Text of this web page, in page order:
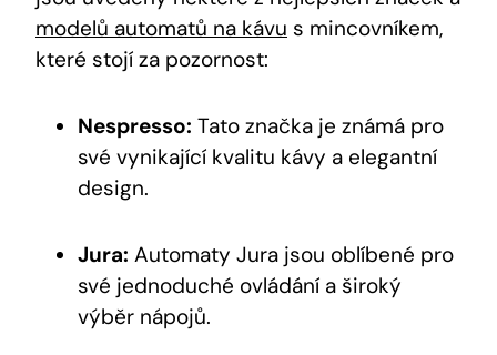
modelů automatů na kávu s mincovníkem,
které stojí za pozornost:
Nespresso: Tato značka je známá pro
své vynikající kvalitu kávy a elegantní
design.
Jura: Automaty Jura jsou oblíbené pro
své jednoduché ovládání a široký
výběr nápojů.